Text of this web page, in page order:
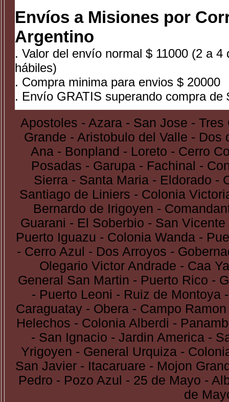
Envíos a Misiones por
Argentino
. Valor del envío normal $ 11000 (2 a 4
hábiles)
. Compra minima para envios $ 20000
. Envío GRATIS superando compra de
Apostoles - Azara - San Jose -
Grande - Aristobulo del Valle -
Ana - Bonpland - Loreto - Cerro
Posadas - Garupa - Fachinal -
Sierra - Santa Maria - Eldorado -
Santiago de Liniers - Colonia
Bernardo de Irigoyen -
Guarani - El Soberbio - San
Puerto Iguazu - Colonia Wanda -
- Cerro Azul - Dos Arroyos -
Olegario Victor Andrade - Caa
General San Martin - Puerto Rico -
- Puerto Leoni - Ruiz de Montoya
Caraguatay - Obera - Campo
Helechos - Colonia Alberdi -
- San Ignacio - Jardin America -
Yrigoyen - General Urquiza -
San Javier - Itacaruare - Mojon
Pedro - Pozo Azul - 25 de Mayo -
de